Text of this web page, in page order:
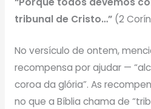
tribunal de Cristo…”(2
No versículo de ontem,
recompensa por ajudar —
coroa da glória”. As
no que a Bíblia chama de